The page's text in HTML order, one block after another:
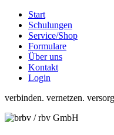
Start
Schulungen
Service/Shop
Formulare
Über uns
Kontakt
Login
verbinden. vernetzen.